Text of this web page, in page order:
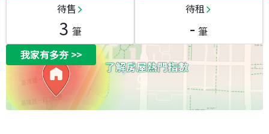
待售
3 筆
待租
- 筆
我家有多夯>>